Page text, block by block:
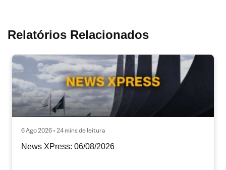
Relatórios Relacionados
6 Ago 2026 • 24 mins de leitura
News XPress: 06/08/2026